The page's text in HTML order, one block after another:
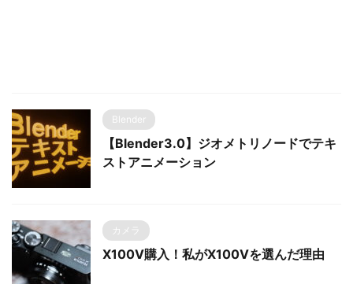
Blender
【Blender3.0】ジオメトリノードでテキ
ストアニメーション
カメラ
X100V購入！私がX100Vを選んだ理由